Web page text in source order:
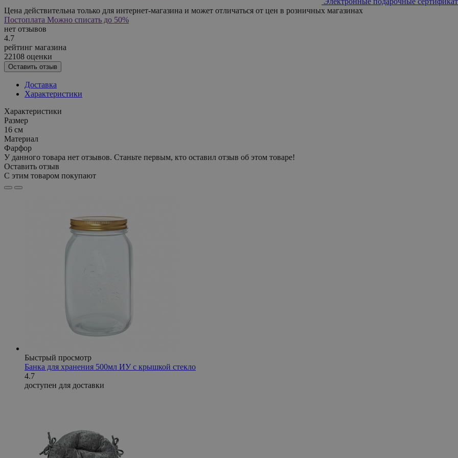
Цена действительна только для интернет-магазина и может отличаться от цен в розничных магазинах
Постоплата Можно списать до 50%
нет отзывов
4.7
рейтинг магазина
22108 оценки
Оставить отзыв
Доставка
Характеристики
Характеристики
Размер
16 см
Материал
Фарфор
У данного товара нет отзывов. Станьте первым, кто оставил отзыв об этом товаре!
Оставить отзыв
С этим товаром покупают
Быстрый просмотр
Банка для хранения 500мл ИУ с крышкой стекло
4.7
доступен для доставки